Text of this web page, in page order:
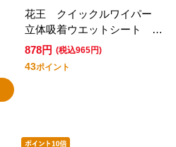
花王 クイックルワイパー
立体吸着ウエットシート シ
トラスハーブの香り ３２枚
入
878円 (税込965円)
43ポイント